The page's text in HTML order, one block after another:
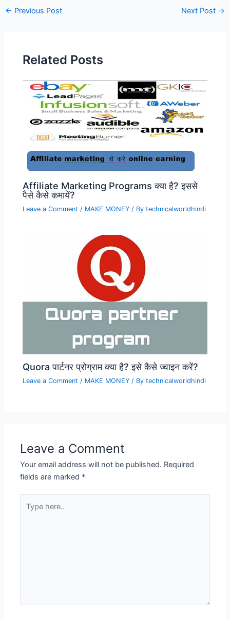
Post
← Previous Post Next Post →
Related Posts
Affiliate Marketing Programs क्या है? इससे
पैसे कैसे कमायें?
Leave a Comment / MAKE MONEY / Bytechnicalworldhindi
Quora पार्टनर प्रोग्राम क्या है? इसे कैसे ज्वाइन करें?
Leave a Comment / MAKE MONEY / Bytechnicalworldhindi
Leave a Comment
Your email address will not be published. Required
fields are marked *
here..